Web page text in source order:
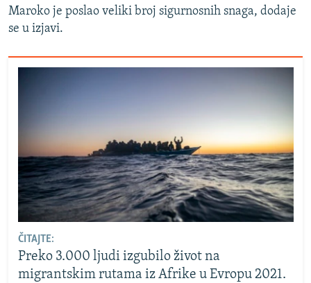
Maroko je poslao veliki broj sigurnosnih snaga, dodaje
se u izjavi.
ČITAJTE:
Preko 3.000 ljudi izgubilo život na
migrantskim rutama iz Afrike u Evropu 2021.